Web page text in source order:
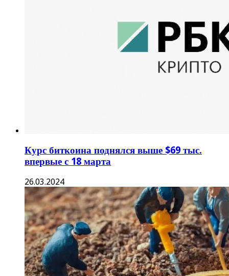
Курс биткоина поднялся выше $69 тыс.
впервые с 18 марта
26.03.2024